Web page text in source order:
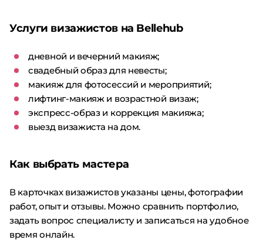
Услуги визажистов на Bellehub
дневной и вечерний макияж;
свадебный образ для невесты;
макияж для фотосессий и мероприятий;
лифтинг-макияж и возрастной визаж;
экспресс-образ и коррекция макияжа;
выезд визажиста на дом.
Как выбрать мастера
В карточках визажистов указаны цены, фотографии
работ, опыт и отзывы. Можно сравнить портфолио,
задать вопрос специалисту и записаться на удобное
время онлайн.